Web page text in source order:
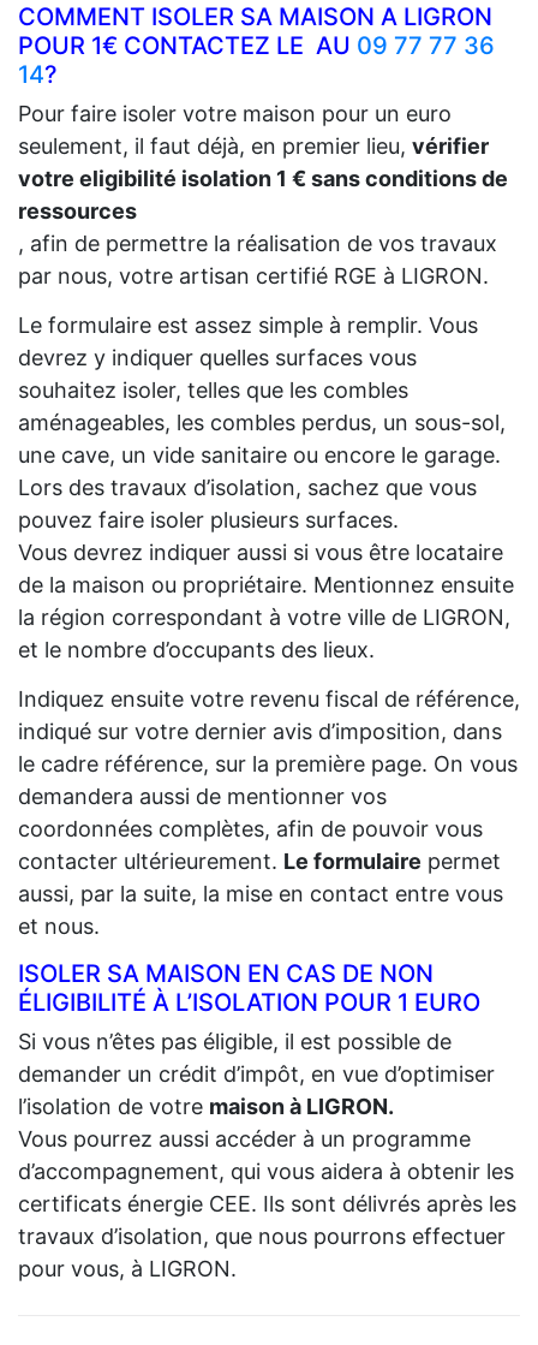
COMMENT ISOLER SA MAISON A LIGRON
POUR 1€ CONTACTEZ LE AU 09 77 77 36
14?
Pour faire isoler votre maison pour un euro
seulement, il faut déjà, en premier lieu, vérifier
votre eligibilité isolation 1 € sans conditions de
ressources
, afin de permettre la réalisation de vos travaux
par nous, votre artisan certifié RGE à LIGRON.
Le formulaire est assez simple à remplir. Vous
devrez y indiquer quelles surfaces vous
souhaitez isoler, telles que les combles
aménageables, les combles perdus, un sous-sol,
une cave, un vide sanitaire ou encore le garage.
Lors des travaux d’isolation, sachez que vous
pouvez faire isoler plusieurs surfaces.
Vous devrez indiquer aussi si vous être locataire
de la maison ou propriétaire. Mentionnez ensuite
la région correspondant à votre ville de LIGRON,
et le nombre d’occupants des lieux.
Indiquez ensuite votre revenu fiscal de référence,
indiqué sur votre dernier avis d’imposition, dans
le cadre référence, sur la première page. On vous
demandera aussi de mentionner vos
coordonnées complètes, afin de pouvoir vous
contacter ultérieurement. Le formulaire permet
aussi, par la suite, la mise en contact entre vous
et nous.
ISOLER SA MAISON EN CAS DE NON
ÉLIGIBILITÉ À L’ISOLATION POUR 1 EURO
Si vous n’êtes pas éligible, il est possible de
demander un crédit d’impôt, en vue d’optimiser
l’isolation de votre maison à LIGRON.
Vous pourrez aussi accéder à un programme
d’accompagnement, qui vous aidera à obtenir les
certificats énergie CEE. Ils sont délivrés après les
travaux d’isolation, que nous pourrons effectuer
pour vous, à LIGRON.